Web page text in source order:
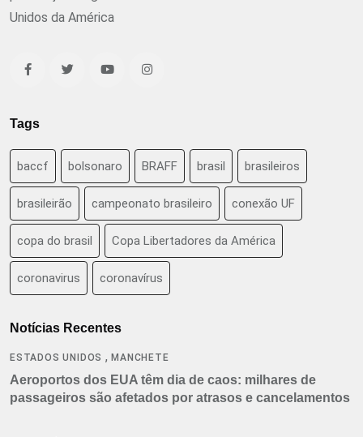
Unidos da América
Tags
baccf bolsonaro BRAFF brasil brasileiros
brasileirão campeonato brasileiro conexão UF
copa do brasil Copa Libertadores da América
coronavirus coronavírus
Notícias Recentes
ESTADOS UNIDOS ,MANCHETE
Aeroportos dos EUA têm dia de caos: milhares de
passageiros são afetados por atrasos e cancelamentos